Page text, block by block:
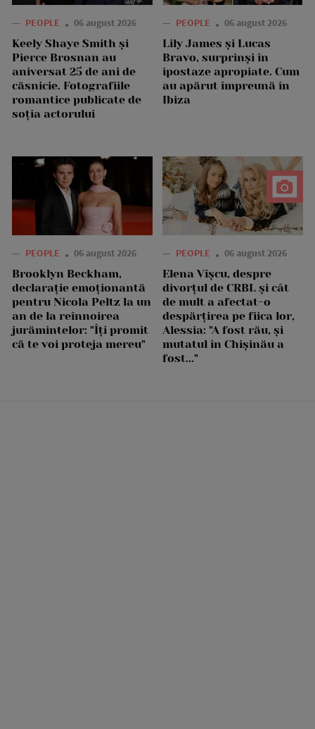
— PEOPLE 06 august 2026
Keely Shaye Smith și
Pierce Brosnan au
aniversat 25 de ani de
căsnicie. Fotografiile
romantice publicate de
soția actorului
— PEOPLE 06 august 2026
Lily James și Lucas
Bravo, surprinși în
ipostaze apropiate. Cum
au apărut împreună în
Ibiza
— PEOPLE 06 august 2026
Brooklyn Beckham,
declarație emoționantă
pentru Nicola Peltz la un
an de la reînnoirea
jurămintelor: "Îți promit
că te voi proteja mereu"
— PEOPLE 06 august 2026
Elena Vîșcu, despre
divorțul de CRBL și cât
de mult a afectat-o
despărțirea pe fiica lor,
Alessia: "A fost rău, și
mutatul în Chișinău a
fost..."